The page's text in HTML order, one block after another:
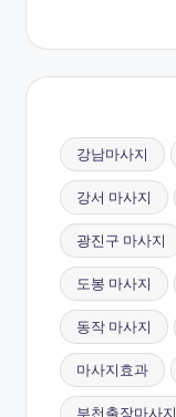
강남마사지
강서 마사지
광진구 마사지
도봉 마사지
동작 마사지
마사지효과
부천출장마사지